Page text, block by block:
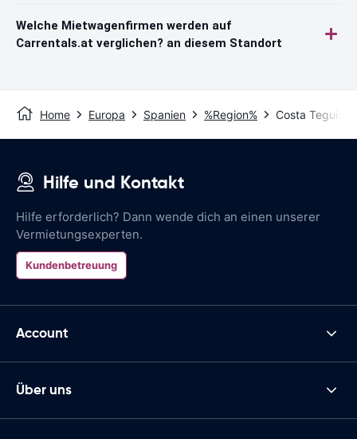
Welche Mietwagenfirmen werden auf
Carrentals.at verglichen? an diesem Standort
Home Europa Spanien %Region% Costa Teguise
Hilfe und Kontakt
Hilfe erforderlich? Dann wende dich an einen unserer
Vermietungsexperten.
Kundenbetreuung
Account
Über uns